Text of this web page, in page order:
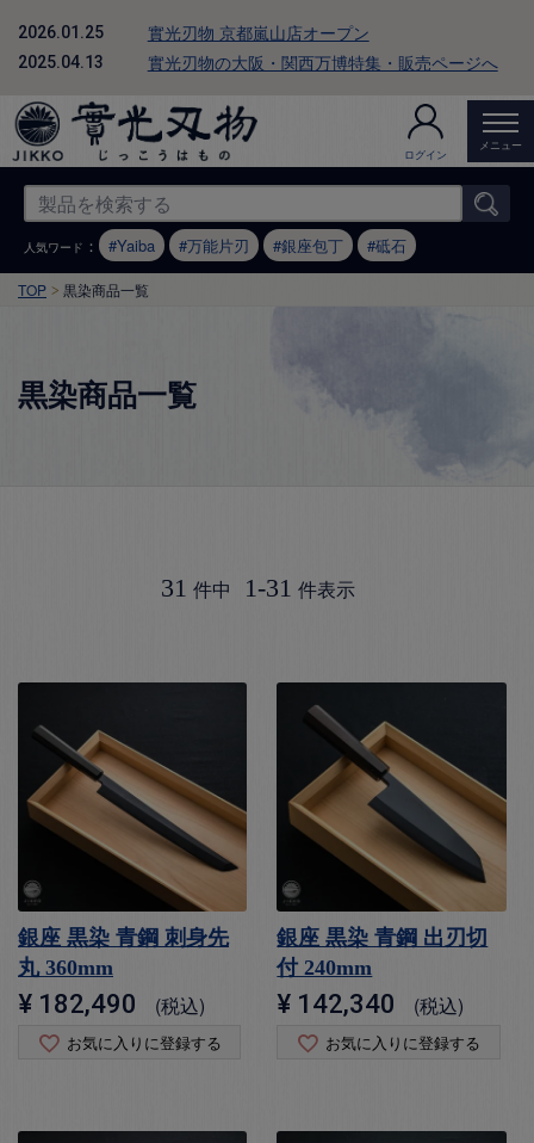
2026.01.25 實光刃物 京都嵐山店オープン
2025.04.13 實光刃物の大阪・関西万博特集・販売ページへ
ログイン
メニュー
人気ワード ： Yaiba 万能片刃 銀座包丁 砥石
TOP 黒染商品一覧
黒染商品一覧
31 件中 1-31 件表示
銀座 黒染 青鋼 刺身先
丸 360mm
¥ 182,490 税込
お気に入りに登録する
銀座 黒染 青鋼 出刃切
付 240mm
¥ 142,340 税込
お気に入りに登録する